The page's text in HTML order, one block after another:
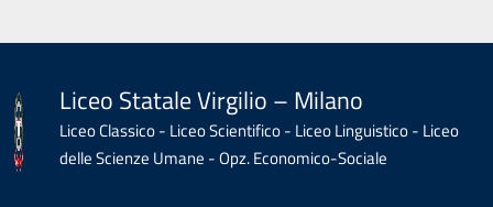
Liceo Statale Virgilio – Milano
Liceo Classico - Liceo Scientifico - Liceo Linguistico - Liceo
delle Scienze Umane - Opz. Economico-Sociale